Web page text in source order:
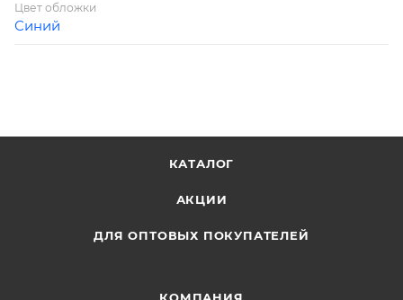
Цвет обложки
Синий
КАТАЛОГ
АКЦИИ
ДЛЯ ОПТОВЫХ ПОКУПАТЕЛЕЙ